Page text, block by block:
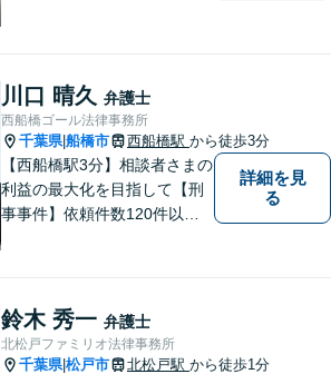
を聞き、具体的な解決案をご
提案させていただきます。
川口 晴久 弁護士
西船橋ゴール法律事務所
千葉県|船橋市 西船橋駅 から徒歩3分
【西船橋駅3分】相談者さまの
利益の最大化を目指して【刑
事事件】依頼件数120件以
豊富な対応実績。セカンドオ
ピニオンも可能です【初回相
談無料】【夜間／土日祝日対
詳細を見
る
鈴木 秀一 弁護士
北松戸ファミリオ法律事務所
千葉県|松戸市 北松戸駅 から徒歩1分